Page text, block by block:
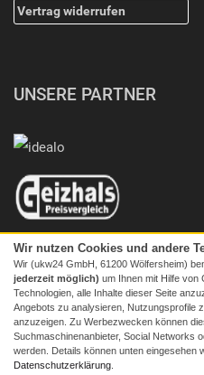
Vertrag widerrufen
UNSERE PARTNER
Wir nutzen Cookies und andere
Wir (ukw24 GmbH, 61200 Wölfersheim)
jederzeit möglich) um Ihnen mit Hilfe von
Technologien, alle Inhalte dieser Seite
Angebots zu analysieren, Nutzungsprofile
anzuzeigen. Zu Werbezwecken können
Suchmaschinenanbieter, Social Networks
werden. Details können unten eingesehen
Datenschutzerklärung